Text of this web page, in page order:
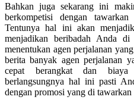
Bahkan juga sekarang ini
berkompetisi dengan
Tentunya hal ini akan
menjadikan beribadah Anda
menentukan agen perjalanan
berita banyak agen perjalanan
cepat berangkat dan
berlangsungnya hal ini pasti
dengan promosi yang di tawarkan